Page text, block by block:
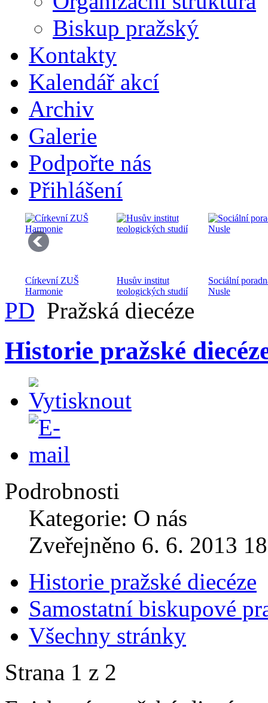
Biskup pražský
Kontakty
Kalendář akcí
Archiv
Galerie
Podpořte nás
Přihlášení
Církevní ZUŠ
Harmonie
Husův institut
teologických studií
Sociální
Nusle
Projekt péče o
manželské páry
Dětský domov
Archa ZŠ a MŠ při
CČSH
PD Pražská diecéze
Historie pražské
Podrobnosti
Kategorie: O nás
Zveřejněno 6. 6. 2013
Historie pražské diecéze
Samostatní biskupové
Všechny stránky
Strana 1 z 2